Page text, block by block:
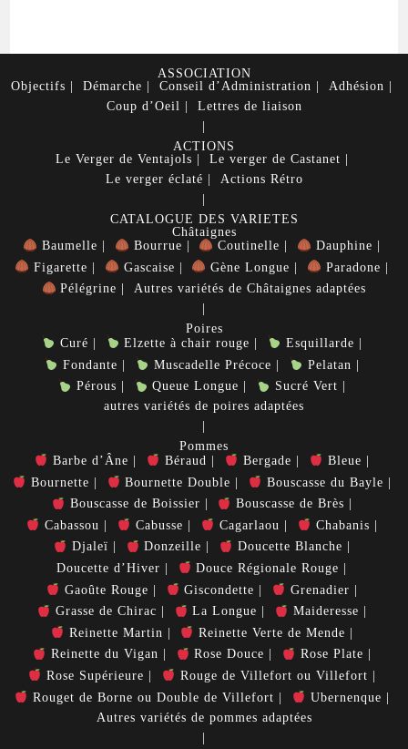
ASSOCIATION
Objectifs
Démarche Conseil d’Administration
Adhésion
Coup d’Oeil
Lettres de liaison
ACTIONS
Le Verger de Ventajols
Le verger de Castanet
Le verger éclaté
Actions Rétro
CATALOGUE DES VARIETES
Châtaignes
Baumelle
Bourrue Coutinelle
Dauphine
Figarette
Gascaise Gène Longue
Paradone
Pélégrine
Autres variétés de Châtaignes adaptées
Poires
Curé
Elzette à chair rouge
Esquillarde
Fondante
Muscadelle Précoce
Pelatan
Pérous
Queue Longue
Sucré Vert
autres variétés de poires adaptées
Pommes
Barbe d’Âne
Béraud Bergade
Bleue
Bournette
Bournette Double
Bouscasse du Bayle
Bouscasse de Boissier
Bouscasse de Brès
Cabassou
Cabusse Cagarlaou
Chabanis
Djaleï
Donzeille
Doucette Blanche
Doucette d’Hiver
Douce Régionale Rouge
Gaoûte Rouge
Giscondette
Grenadier
Grasse de Chirac
La Longue
Maideresse
Reinette Martin
Reinette Verte de Mende
Reinette du Vigan
Rose Douce
Rose Plate
Rose Supérieure
Rouge de Villefort ou Villefort
Rouget de Borne ou Double de Villefort
Ubernenque
Autres variétés de pommes adaptées